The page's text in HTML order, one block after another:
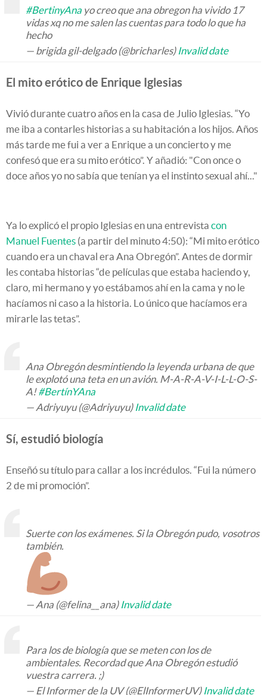
#BertinyAna yo creo que ana obregon ha vivido 17
vidas xq no me salen las cuentas para todo lo que ha
hecho
— brigida gil-delgado (@bricharles) Invalid date
El mito erótico de Enrique Iglesias
Vivió durante cuatro años en la casa de Julio Iglesias. “Yo
me iba a contarles historias a su habitación a los hijos. Años
más tarde me fui a ver a Enrique a un concierto y me
confesó que era su mito erótico”. Y añadió: "Con once o
doce años yo no sabía que tenían ya el instinto sexual ahí..."
Ya lo explicó el propio Iglesias en una entrevista con
Manuel Fuentes (a partir del minuto 4:50): “Mi mito erótico
cuando era un chaval era Ana Obregón”. Antes de dormir
les contaba historias “de películas que estaba haciendo y,
claro, mi hermano y yo estábamos ahí en la cama y no le
hacíamos ni caso a la historia. Lo único que hacíamos era
mirarle las tetas”.
Ana Obregón desmintiendo la leyenda urbana de que
le explotó una teta en un avión. M-A-R-A-V-I-L-L-O-S-
A!#BertínYAna
— Adriyuyu (@Adriyuyu) Invalid date
Sí, estudió biología
Enseñó su título para callar a los incrédulos. “Fui la número
2 de mi promoción”.
Suerte con los exámenes. Si la Obregón pudo, vosotros
también.
— Ana (@felina__ana) Invalid date
Para los de biología que se meten con los de
ambientales. Recordad que Ana Obregón estudió
vuestra carrera. ;)
— El Informer de la UV (@ElInformerUV) Invalid date